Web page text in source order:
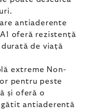
antiaderente
A1 oferă rezistență
de viață
extreme Non-
pentru peste
și oferă o
antiaderentă